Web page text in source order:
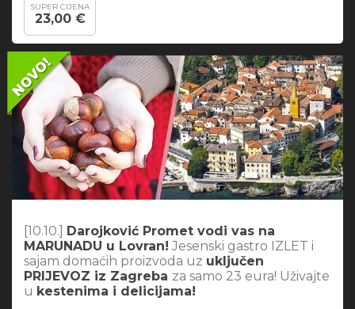
SUPER CIJENA
23,00 €
[10.10.]
Darojković Promet vodi vas na
MARUNADU u Lovran! Jesenski gastro IZLET i
sajam domaćih proizvoda uz uključen
PRIJEVOZ iz Zagreba za samo 23 eura! Uživajte
u kestenima i delicijama!